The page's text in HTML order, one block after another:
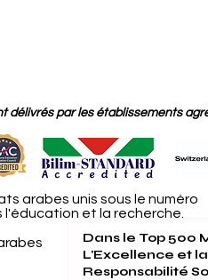
délivrés par les établissements
arabes unis sous le numéro
l'éducation et la recherche.
Dans le Top 500
L'Excellence et la
Responsabilité